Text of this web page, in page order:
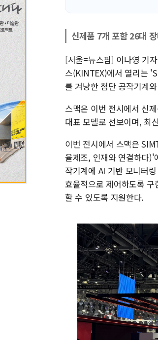
신제품 7개 포함 26대
[서울=뉴스핌] 이나영 기
스(KINTEX)에서 열리는
를 겨냥한 첨단 공작기계
스맥은 이번 전시에서 신
대표 모델로 선보이며, 최
이번 전시에서 스맥은
율제조, 인재와 연결하다)'
작기계에 AI 기반 모니터
효율적으로 제어하도록
할 수 있도록 지원한다.